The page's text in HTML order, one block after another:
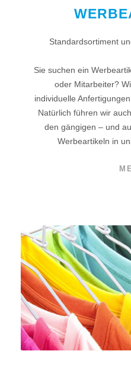
Standardsortiment
Sie suchen ein
oder Mitarbeiter?
individuelle
Natürlich führen wir
den gängigen – und
Werbeartikeln in